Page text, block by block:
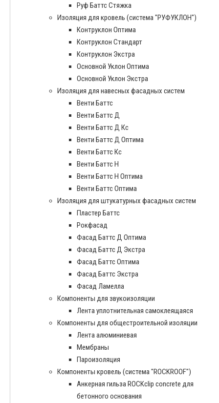
Руф Баттс Стяжка
Изоляция для кровель (система "РУФУКЛОН")
Контруклон Оптима
Контруклон Стандарт
Контруклон Экстра
Основной Уклон Оптима
Основной Уклон Экстра
Изоляция для навесных фасадных систем
Венти Баттс
Венти Баттс Д
Венти Баттс Д Кс
Венти Баттс Д Оптима
Венти Баттс Кс
Венти Баттс Н
Венти Баттс Н Оптима
Венти Баттс Оптима
Изоляция для штукатурных фасадных систем
Пластер Баттс
Рокфасад
Фасад Баттс Д Оптима
Фасад Баттс Д Экстра
Фасад Баттс Оптима
Фасад Баттс Экстра
Фасад Ламелла
Компоненты для звукоизоляции
Лента уплотнительная самоклеящаяся
Компоненты для общестроительной изоляции
Лента алюминиевая
Мембраны
Пароизоляция
Компоненты кровель (система "ROCKROOF")
Анкерная гильза ROCKclip concrete для
бетонного основания